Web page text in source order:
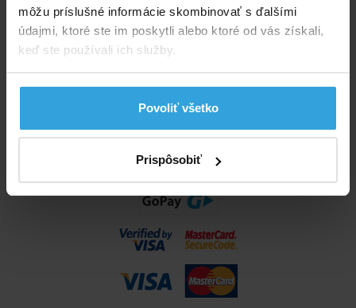
môžu príslušné informácie skombinovať s ďalšími
údajmi, ktoré ste im poskytli alebo ktoré od vás získali,
keď ste používali ich služby.
Povoliť všetko
Prispôsobiť
Telefónne číslo neslúži na objednaní tovaru
Všetko o nákupe
Obchodné podmienky
Možnosti dopravy a platby
Reklamácie
Odstúpenie od zmluvy